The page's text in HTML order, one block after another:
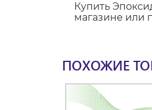
Купить
магазине или
ПОХОЖИЕ